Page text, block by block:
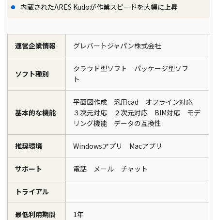
内蔵されたARES Kudoが作業スピードを大幅に上昇
運営企業情報 グレバートジャパン株式会社
ソフト種別
クラウド型ソフト パッケージ型ソフ
ト
基本的な機能
平面図作成 汎用cad オフライン対応
３次元対応 ２次元対応 BIM対応 モデ
リング機能 データの互換性
推奨環境 Windowsアプリ Macアプリ
サポート 電話 メール チャット
トライアル
最低利用期間 1年